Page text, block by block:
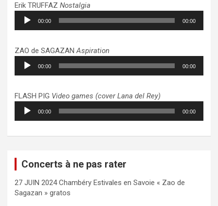
Erik TRUFFAZ Nostalgia
Lecteur
audio
00:00 00:00
ZAO de SAGAZANAspiration
Lecteur
audio
00:00 00:00
FLASH PIG Video games (cover Lana del Rey)
Lecteur
audio
00:00 00:00
Concerts à ne pas rater
27 JUIN 2024 Chambéry Estivales en Savoie « Zao de
Sagazan » gratos